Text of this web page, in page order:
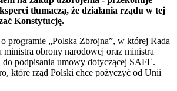
tłumaczą, że działania rządu w tej
Konstytucję.
o programie „Polska Zbrojna”, w której Rada
ministra obrony narodowej oraz ministra
podpisania umowy dotyczącej SAFE.
które rząd Polski chce pożyczyć od Unii